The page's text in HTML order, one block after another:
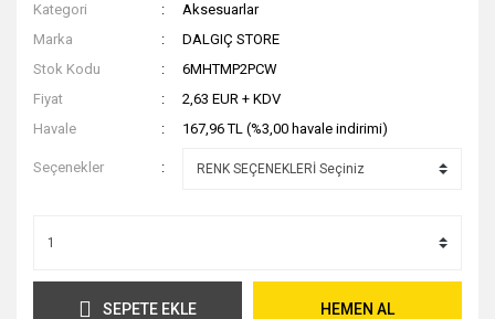
Kategori
Aksesuarlar
Marka
DALGIÇ STORE
Stok Kodu
6MHTMP2PCW
Fiyat
2,63 EUR + KDV
Havale
167,96 TL (%3,00 havale indirimi)
Seçenekler
SEPETE EKLE HEMEN AL